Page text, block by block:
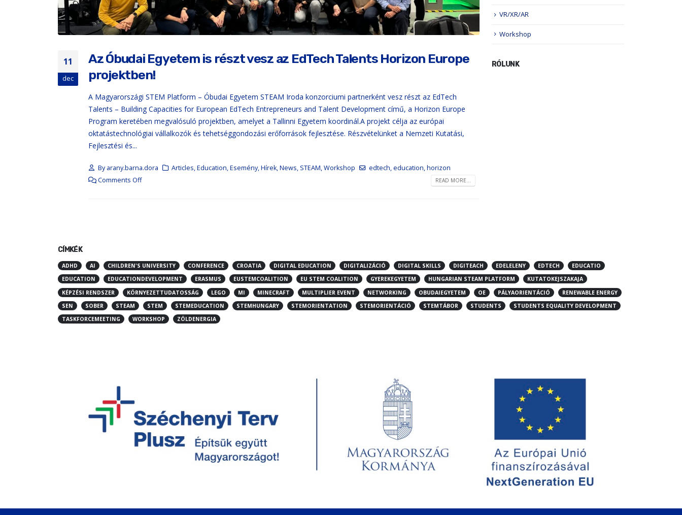
11
dec
Az Óbudai Egyetem is részt vesz az EdTech Talents Horizon Europe
projektben!
A Magyarországi STEM Platform – Óbudai Egyetem STEAM Iroda konzorciumi partnerként vesz részt az EdTech
Talents – Building Capacities for European EdTech Entrepreneurs and Talent Development című, a Horizon Europe
Program keretében megvalósuló projektben, amelyet a Tallinni Egyetem koordinál.A projekt célja az európai
oktatástechnológiai vállalkozók és tehetséggondozási erőforrások fejlesztése. Részvételünket a Nemzeti Kutatási,
Fejlesztési és...
Byarany.barna.dora Articles,Education,Esemény,Hírek,News, STEAM,Workshop edtech,education,horizon
Comments Off
READ MORE...
VR/XR/AR
Workshop
RÓLUNK
CÍMKÉK
ADHD AI CHILDREN'S UNIVERSITY CONFERENCE CROATIA DIGITAL EDUCATION DIGITALIZÁCIÓ DIGITAL SKILLS DIGITEACH EDELELENY EDTECH
EDUCATIO
EDUCATION
EDUCATIONDEVELOPMENT ERASMUS EUSTEMCOALITION EU STEM COALITION GYEREKEGYETEM HUNGARIAN STEAM PLATFORM
KUTATOKEJSZAKAJA
KÉPZÉSI RENDSZER
KÖRNYEZETTUDATOSSÁG LEGO MI MINECRAFT MULTIPLIER EVENT NETWORKING OBUDAIEGYETEM OE PÁLYAORIENTÁCIÓ
RENEWABLE ENERGY
SEN
SOBER STEAM STEM STEMEDUCATION STEMHUNGARY STEMORIENTATION STEMORIENTÁCIÓ STEMTÁBOR STUDENTS
STUDENTS EQUALITY DEVELOPMENT
TASKFORCEMEETING
WORKSHOP ZÖLDENERGIA